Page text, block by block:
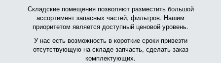
Складские помещения позволяют разместить большой
ассортимент запасных частей, фильтров. Нашим
приоритетом является доступный ценовой уровень.
У нас есть возможность в короткие сроки привезти
отсутствующую на складе запчасть, сделать заказ
комплектующих.